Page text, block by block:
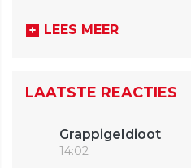
LEES MEER
LAATSTE REACTIES
GrappigeIdioot
14:02